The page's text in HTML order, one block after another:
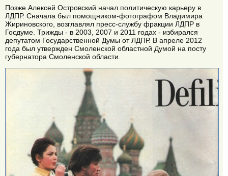
Позже Алексей Островский начал политическую карьеру в
ЛДПР. Сначала был помощником-фотографом Владимира
Жириновского, возглавлял пресс-службу фракции ЛДПР в
Госдуме. Трижды - в 2003, 2007 и 2011 годах - избирался
депутатом Государственной Думы от ЛДПР. В апреле 2012
года был утвержден Смоленской областной Думой на посту
губернатора Смоленской области.